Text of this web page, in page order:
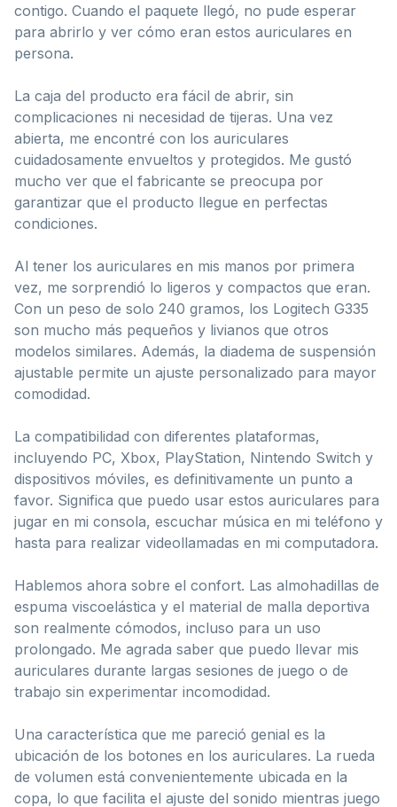
contigo. Cuando el paquete llegó, no pude esperar
para abrirlo y ver cómo eran estos auriculares en
persona.
La caja del producto era fácil de abrir, sin
complicaciones ni necesidad de tijeras. Una vez
abierta, me encontré con los auriculares
cuidadosamente envueltos y protegidos. Me gustó
mucho ver que el fabricante se preocupa por
garantizar que el producto llegue en perfectas
condiciones.
Al tener los auriculares en mis manos por primera
vez, me sorprendió lo ligeros y compactos que eran.
Con un peso de solo 240 gramos, los Logitech G335
son mucho más pequeños y livianos que otros
modelos similares. Además, la diadema de suspensión
ajustable permite un ajuste personalizado para mayor
comodidad.
La compatibilidad con diferentes plataformas,
incluyendo PC, Xbox, PlayStation, Nintendo Switch y
dispositivos móviles, es definitivamente un punto a
favor. Significa que puedo usar estos auriculares para
jugar en mi consola, escuchar música en mi teléfono y
hasta para realizar videollamadas en mi computadora.
Hablemos ahora sobre el confort. Las almohadillas de
espuma viscoelástica y el material de malla deportiva
son realmente cómodos, incluso para un uso
prolongado. Me agrada saber que puedo llevar mis
auriculares durante largas sesiones de juego o de
trabajo sin experimentar incomodidad.
Una característica que me pareció genial es la
ubicación de los botones en los auriculares. La rueda
de volumen está convenientemente ubicada en la
copa, lo que facilita el ajuste del sonido mientras juego